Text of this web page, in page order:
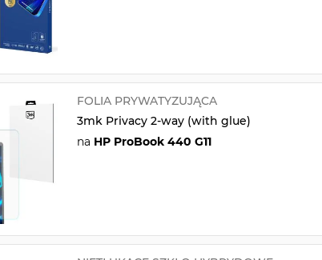
FOLIA PRYWATYZUJĄCA
3mk Privacy 2-way (with glue)
na HP ProBook 440 G11